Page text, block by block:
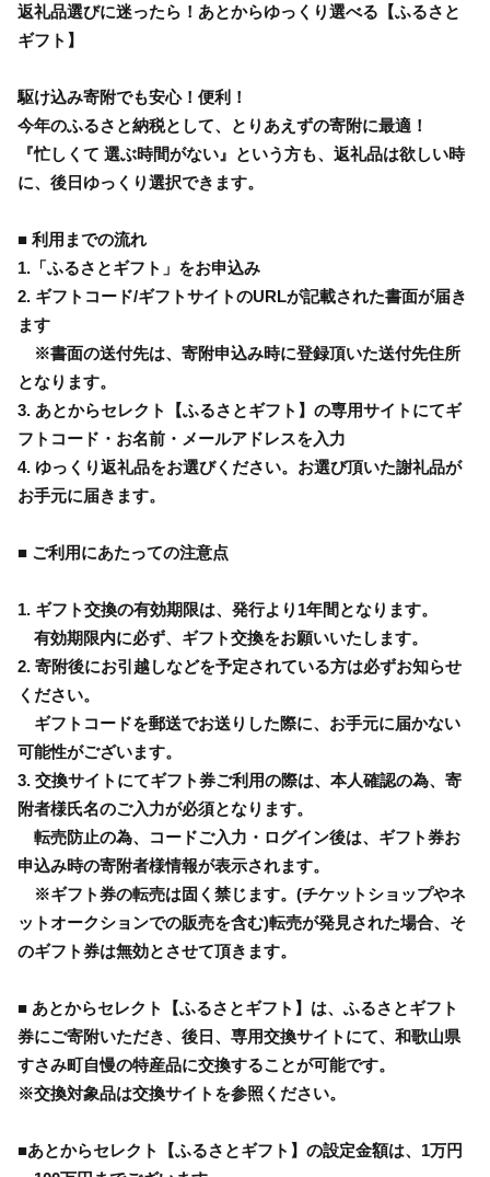
返礼品選びに迷ったら！あとからゆっくり選べる【ふるさと
ギフト】
駆け込み寄附でも安心！便利！
今年のふるさと納税として、とりあえずの寄附に最適！
『忙しくて 選ぶ時間がない』という方も、返礼品は欲しい時
に、後日ゆっくり選択できます。
■ 利用までの流れ
1.「ふるさとギフト」をお申込み
2. ギフトコード/ギフトサイトのURLが記載された書面が届き
ます
※書面の送付先は、寄附申込み時に登録頂いた送付先住所
となります。
3. あとからセレクト【ふるさとギフト】の専用サイトにてギ
フトコード・お名前・メールアドレスを入力
4. ゆっくり返礼品をお選びください。お選び頂いた謝礼品が
お手元に届きます。
■ ご利用にあたっての注意点
1. ギフト交換の有効期限は、発行より1年間となります。
有効期限内に必ず、ギフト交換をお願いいたします。
2. 寄附後にお引越しなどを予定されている方は必ずお知らせ
ください。
ギフトコードを郵送でお送りした際に、お手元に届かない
可能性がございます。
3. 交換サイトにてギフト券ご利用の際は、本人確認の為、寄
附者様氏名のご入力が必須となります。
転売防止の為、コードご入力・ログイン後は、ギフト券お
申込み時の寄附者様情報が表示されます。
※ギフト券の転売は固く禁じます。(チケットショップやネ
ットオークションでの販売を含む)転売が発見された場合、そ
のギフト券は無効とさせて頂きます。
■ あとからセレクト【ふるさとギフト】は、ふるさとギフト
券にご寄附いただき、後日、専用交換サイトにて、和歌山県
すさみ町自慢の特産品に交換することが可能です。
※交換対象品は交換サイトを参照ください。
■あとからセレクト【ふるさとギフト】の設定金額は、1万円